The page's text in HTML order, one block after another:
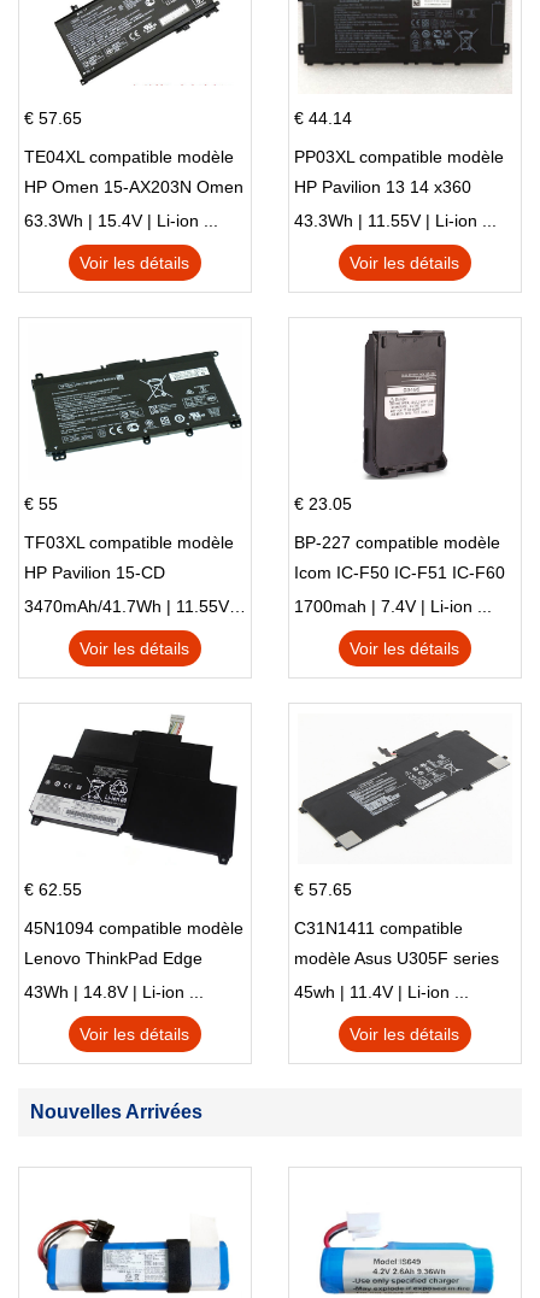
€ 57.65
TE04XL compatible modèle
HP Omen 15-AX203N Omen
15 Series Pavilion 15 Series
63.3Wh | 15.4V | Li-ion ...
Voir les détails
€ 44.14
PP03XL compatible modèle
HP Pavilion 13 14 x360
L83388-AC1 L83388-421
HSTNN-LB8S M01118-421
M01144-005 13-BB 14-DV
43.3Wh | 11.55V | Li-ion ...
Voir les détails
€ 55
TF03XL compatible modèle
HP Pavilion 15-CD
3470mAh/41.7Wh | 11.55V | Li-ion ...
Voir les détails
€ 23.05
BP-227 compatible modèle
Icom IC-F50 IC-F51 IC-F60
IC-F61 IC-M87
1700mah | 7.4V | Li-ion ...
Voir les détails
€ 62.55
45N1094 compatible modèle
Lenovo ThinkPad Edge
S230u Twist
43Wh | 14.8V | Li-ion ...
Voir les détails
€ 57.65
C31N1411 compatible
modèle Asus U305F series
45wh | 11.4V | Li-ion ...
Voir les détails
Nouvelles Arrivées